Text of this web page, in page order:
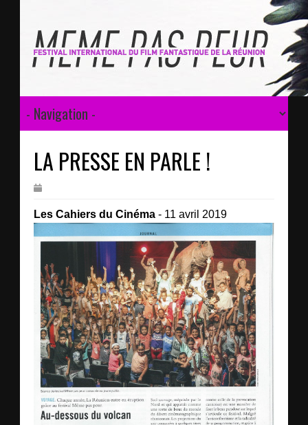
LA PRESSE EN PARLE !
Les Cahiers du Cinéma - 11 avril 2019